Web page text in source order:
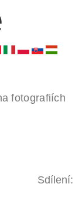
fotografiích
Sdílení: